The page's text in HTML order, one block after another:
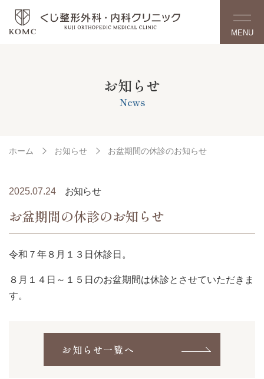
MENU
お知らせ
News
ホーム お知らせ お盆期間の休診のお知らせ
2025.07.24 お知らせ
お盆期間の休診のお知らせ
令和７年８月１３日休診日。
８月１４日～１５日のお盆期間は休診とさせていただきま
す。
お知らせ一覧へ